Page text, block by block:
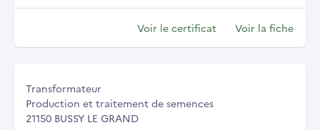
Voir le certificat Voir la fiche
Transformateur
Production et traitement de semences
21150 BUSSY LE GRAND